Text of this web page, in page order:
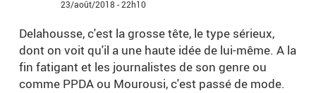
23/août/2018 - 22h10
Delahousse, c'est la grosse tête, le type sérieux,
dont on voit qu'il a une haute idée de lui-même. A la
fin fatigant et les journalistes de son genre ou
comme PPDA ou Mourousi, c'est passé de mode.